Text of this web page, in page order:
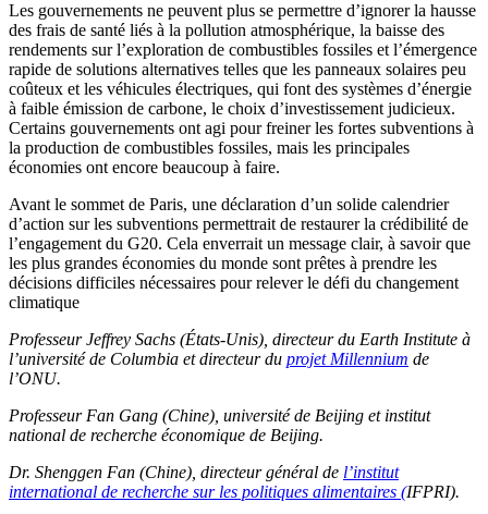
Les gouvernements ne peuvent plus se permettre d’ignorer la hausse
des frais de santé liés à la pollution atmosphérique, la baisse des
rendements sur l’exploration de combustibles fossiles et l’émergence
rapide de solutions alternatives telles que les panneaux solaires peu
coûteux et les véhicules électriques, qui font des systèmes d’énergie
à faible émission de carbone, le choix d’investissement judicieux.
Certains gouvernements ont agi pour freiner les fortes subventions à
la production de combustibles fossiles, mais les principales
économies ont encore beaucoup à faire.
Avant le sommet de Paris, une déclaration d’un solide calendrier
d’action sur les subventions permettrait de restaurer la crédibilité de
l’engagement du G20. Cela enverrait un message clair, à savoir que
les plus grandes économies du monde sont prêtes à prendre les
décisions difficiles nécessaires pour relever le défi du changement
climatique
Professeur Jeffrey Sachs (États-Unis), directeur du Earth Institute à
l’université de Columbia et directeur du projet Millennium de
l’ONU.
Professeur Fan Gang (Chine), université de Beijing et institut
national de recherche économique de Beijing.
Dr. Shenggen Fan (Chine), directeur général de l’institut
international de recherche sur les politiques alimentaires (IFPRI).